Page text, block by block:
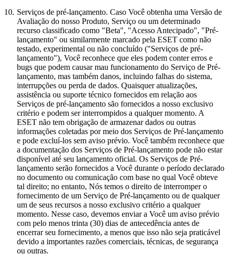
10. Serviços de pré-lançamento. Caso Você obtenha uma Versão de
Avaliação do nosso Produto, Serviço ou um determinado
recurso classificado como "Beta", "Acesso Antecipado", "Pré-
lançamento" ou similarmente marcado pela ESET como não
testado, experimental ou não concluído ("Serviços de pré-
lançamento"), Você reconhece que eles podem conter erros e
bugs que podem causar mau funcionamento do Serviço de Pré-
lançamento, mas também danos, incluindo falhas do sistema,
interrupções ou perda de dados. Quaisquer atualizações,
assistência ou suporte técnico fornecidos em relação aos
Serviços de pré-lançamento são fornecidos a nosso exclusivo
critério e podem ser interrompidos a qualquer momento. A
ESET não tem obrigação de armazenar dados ou outras
informações coletadas por meio dos Serviços de Pré-lançamento
e pode excluí-los sem aviso prévio. Você também reconhece que
a documentação dos Serviços de Pré-lançamento pode não estar
disponível até seu lançamento oficial. Os Serviços de Pré-
lançamento serão fornecidos a Você durante o período declarado
no documento ou comunicação com base no qual Você obteve
tal direito; no entanto, Nós temos o direito de interromper o
fornecimento de um Serviço de Pré-lançamento ou de qualquer
um de seus recursos a nosso exclusivo critério a qualquer
momento. Nesse caso, devemos enviar a Você um aviso prévio
com pelo menos trinta (30) dias de antecedência antes de
encerrar seu fornecimento, a menos que isso não seja praticável
devido a importantes razões comerciais, técnicas, de segurança
ou outras.